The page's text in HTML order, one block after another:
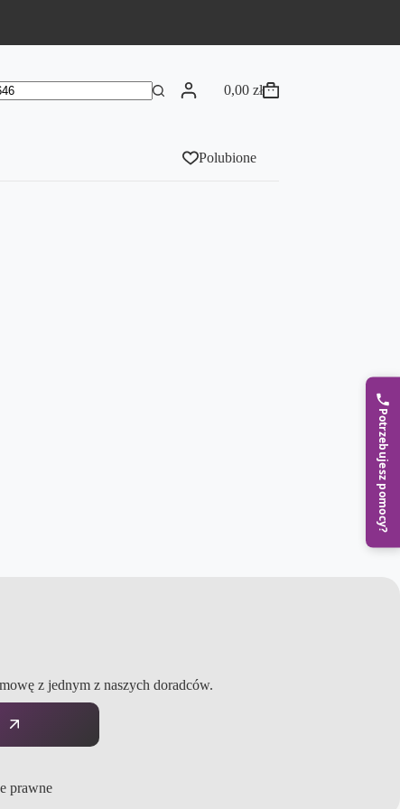
Koszyk
0,00 zł
Polubione
z jednym z naszych doradców.
prawne
Potrzebujesz pomocy?